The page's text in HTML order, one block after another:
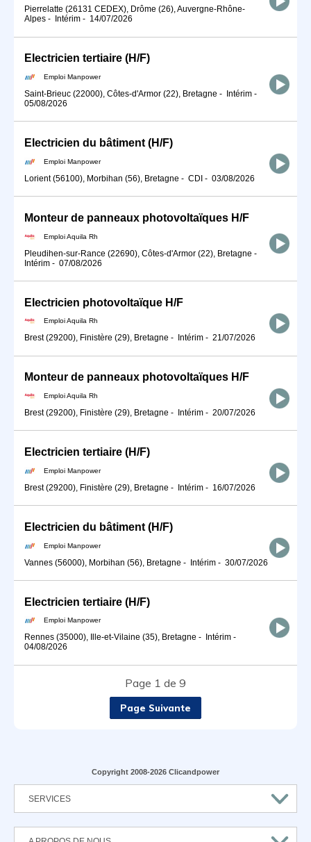
Pierrelatte (26131 CEDEX), Drôme (26), Auvergne-Rhône-
Alpes - Intérim - 14/07/2026
Electricien tertiaire (H/F)
Emploi Manpower
Saint-Brieuc (22000), Côtes-d'Armor (22), Bretagne - Intérim -
05/08/2026
Electricien du bâtiment (H/F)
Emploi Manpower
Lorient (56100), Morbihan (56), Bretagne - CDI - 03/08/2026
Monteur de panneaux photovoltaïques H/F
Emploi Aquila Rh
Pleudihen-sur-Rance (22690), Côtes-d'Armor (22), Bretagne -
Intérim - 07/08/2026
Electricien photovoltaïque H/F
Emploi Aquila Rh
Brest (29200), Finistère (29), Bretagne - Intérim - 21/07/2026
Monteur de panneaux photovoltaïques H/F
Emploi Aquila Rh
Brest (29200), Finistère (29), Bretagne - Intérim - 20/07/2026
Electricien tertiaire (H/F)
Emploi Manpower
Brest (29200), Finistère (29), Bretagne - Intérim - 16/07/2026
Electricien du bâtiment (H/F)
Emploi Manpower
Vannes (56000), Morbihan (56), Bretagne - Intérim - 30/07/2026
Electricien tertiaire (H/F)
Emploi Manpower
Rennes (35000), Ille-et-Vilaine (35), Bretagne - Intérim -
04/08/2026
Page 1 de 9
Page Suivante
Copyright 2008-2026 Clicandpower
SERVICES